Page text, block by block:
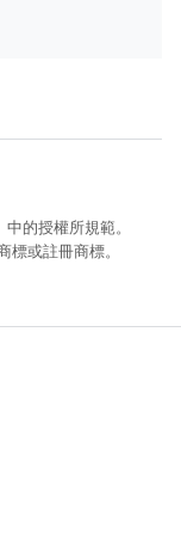
中的授權所規範。
或註冊商標。